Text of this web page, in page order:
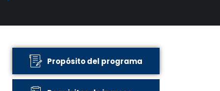
Propósito del programa